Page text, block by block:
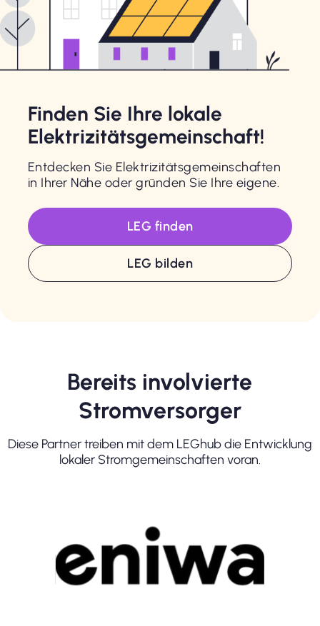
Finden Sie Ihre lokale
Elektrizitätsgemeinschaft!
Entdecken Sie Elektrizitätsgemeinschaften
in Ihrer Nähe oder gründen Sie Ihre eigene.
LEG finden
LEG bilden
Bereits involvierte
Stromversorger
Diese Partner treiben mit dem LEGhub die Entwicklung
lokaler Stromgemeinschaften voran.